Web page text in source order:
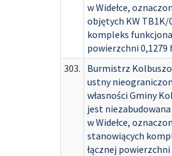
w Widełce,
objętych KW TB1K/
kompleks
powierzchni 0,1279
303.
Burmistrz
ustny
własności Gminy
jest
w Widełce,
stanowiących
łącznej powierzchni